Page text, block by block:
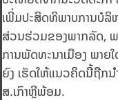
ເພີ່ມປະສິດທິພາບການບໍລິ
ສ່ວນຮ່ວມຂອງພາກລັດ, ພ
ການພັດທະນາເມືອງ ພາຍ
ຍົງ ເຮັດໃຫ້ແນວຄິດນີ້ຖືກ
ສ.ເກົາຫຼີພ້ອມ.